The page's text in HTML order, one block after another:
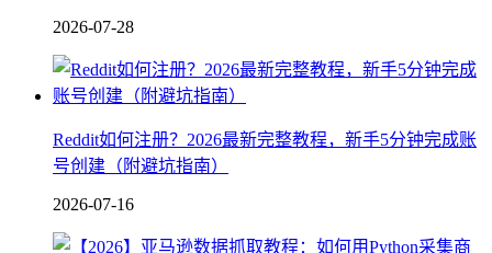
2026-07-28
Reddit如何注册？2026最新完整教程，新手5分钟完成账
号创建（附避坑指南）
2026-07-16